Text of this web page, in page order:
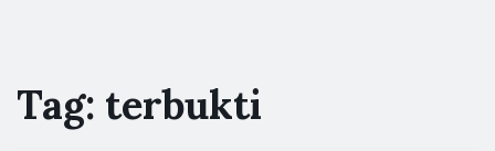
Tag: terbukti